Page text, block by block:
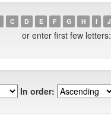
C D E F G H I J
or enter first few letters:
In order: